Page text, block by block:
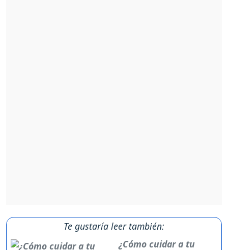
Te gustaría leer también:
¿Cómo cuidar a tu